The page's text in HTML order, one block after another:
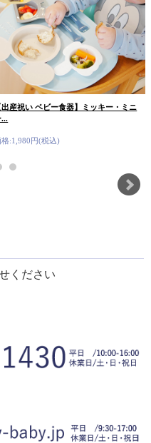
出産祝い ベビー食器】ミッキー・ミニ
...
格:1,980円(税込)
ください